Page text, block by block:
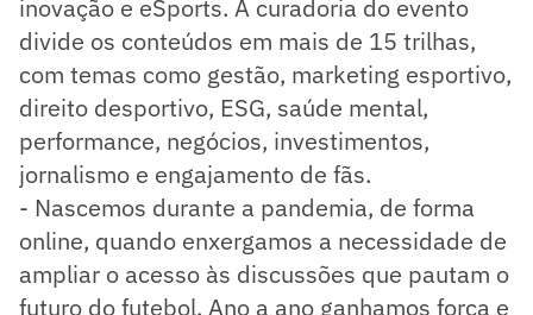
inovação e eSports. A curadoria do evento
divide os conteúdos em mais de 15 trilhas,
com temas como gestão, marketing esportivo,
direito desportivo, ESG, saúde mental,
performance, negócios, investimentos,
jornalismo e engajamento de fãs.
- Nascemos durante a pandemia, de forma
online, quando enxergamos a necessidade de
ampliar o acesso às discussões que pautam o
futuro do futebol. Ano a ano ganhamos força e